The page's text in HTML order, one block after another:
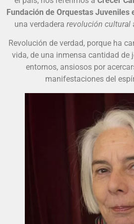
Fundación de Orquestas Juveniles
una verdadera revolución cultural
Revolución de verdad, porque ha
vida, de una inmensa cantidad de
entornos, ansiosos por
manifestaciones del